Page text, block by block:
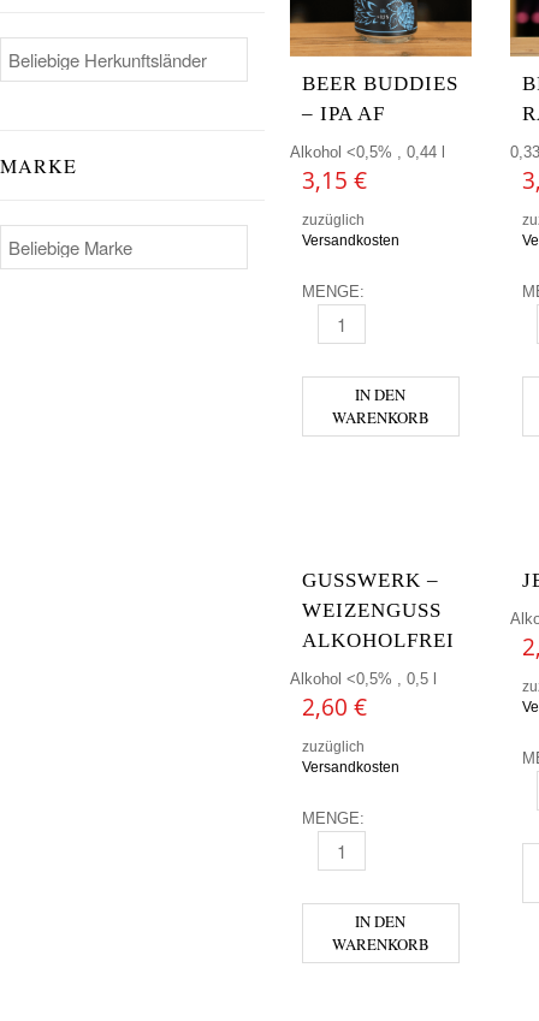
MARKE
BEER BUDDIES
– IPA AF
Alkohol <0,5% , 0,44 l
3,15 €
zuzüglich
Versandkosten
MENGE:
BEER BUDDIES - IPA AF
IN DEN
WARENKORB
GUSSWERK –
WEIZENGUSS
ALKOHOLFREI
Alkohol <0,5% , 0,5 l
2,60 €
zuzüglich
Versandkosten
MENGE:
GUSSWERK - WEIZENGUSS
IN DEN
WARENKORB